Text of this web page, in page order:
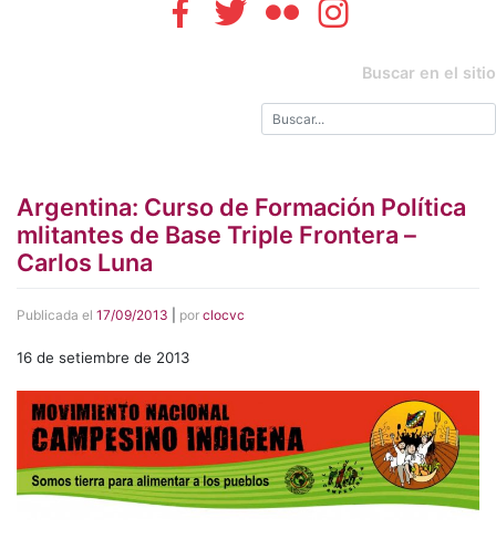
Buscar en el sitio
Argentina: Curso de Formación Política
mlitantes de Base Triple Frontera –
Carlos Luna
Publicada el 17/09/2013 por clocvc
16 de setiembre de 2013